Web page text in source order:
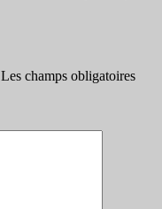
Les champs obligatoires